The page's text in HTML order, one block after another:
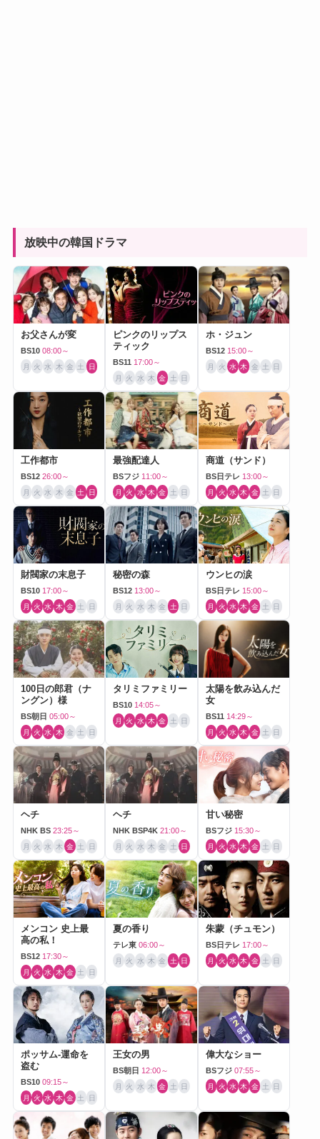
放映中の韓国ドラマ
お父さんが変
BS10 08:00～
月 火 水 木 金 土 日
ピンクのリップス
ティック
BS11 17:00～
月 火 水 木 金 土 日
ホ・ジュン
BS12 15:00～
月 火 水 木 金 土 日
工作都市
BS12 26:00～
月 火 水 木 金 土 日
最強配達人
BSフジ 11:00～
月 火 水 木 金 土 日
商道（サンド）
BS日テレ 13:00～
月 火 水 木 金 土 日
財閥家の末息子
BS10 17:00～
月 火 水 木 金 土 日
秘密の森
BS12 13:00～
月 火 水 木 金 土 日
ウンヒの涙
BS日テレ 15:00～
月 火 水 木 金 土 日
100日の郎君（ナ
ングン）様
BS朝日 05:00～
月 火 水 木 金 土 日
タリミファミリー
BS10 14:05～
月 火 水 木 金 土 日
太陽を飲み込んだ
女
BS11 14:29～
月 火 水 木 金 土 日
ヘチ
NHK BS 23:25～
月 火 水 木 金 土 日
ヘチ
NHK BSP4K 21:00～
月 火 水 木 金 土 日
甘い秘密
BSフジ 15:30～
月 火 水 木 金 土 日
メンコン 史上最
高の私！
BS12 17:30～
月 火 水 木 金 土 日
夏の香り
テレ東 06:00～
月 火 水 木 金 土 日
朱蒙（チュモン）
BS日テレ 17:00～
月 火 水 木 金 土 日
ポッサム-運命を
盗む
BS10 09:15～
月 火 水 木 金 土 日
王女の男
BS朝日 12:00～
月 火 水 木 金 土 日
偉大なショー
BSフジ 07:55～
月 火 水 木 金 土 日